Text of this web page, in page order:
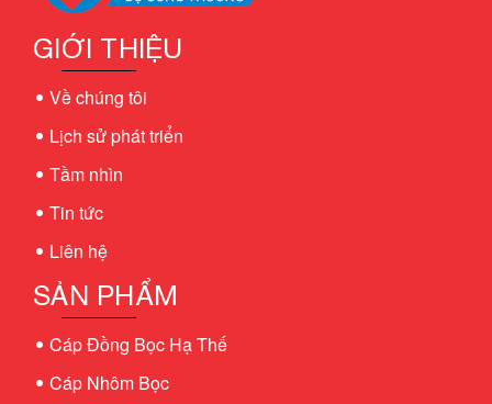
GIỚI THIỆU
Về chúng tôi
Lịch sử phát triển
Tầm nhìn
Tin tức
Liên hệ
SẢN PHẨM
Cáp Đồng Bọc Hạ Thế
Cáp Nhôm Bọc